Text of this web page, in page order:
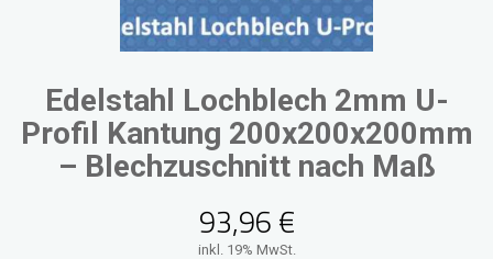
Edelstahl Lochblech 2mm U-
Profil Kantung 200x200x200mm
– Blechzuschnitt nach Maß
93,96€
inkl. 19% MwSt.